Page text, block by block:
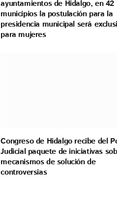
ayuntamientos de Hidalgo, en 42
municipios la postulación para la
presidencia municipal será
para mujeres
Congreso de Hidalgo recibe del
Judicial paquete de iniciativas
mecanismos de solución de
controversias